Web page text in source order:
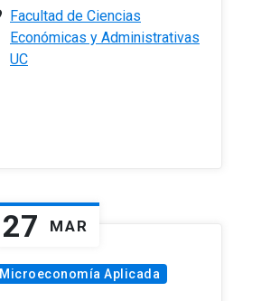
Facultad de Ciencias
Económicas y Administrativas
UC
27 MAR
Microeconomía Aplicada